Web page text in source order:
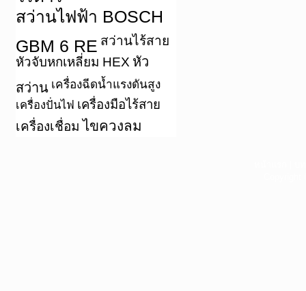
สว่านไฟฟ้า BOSCH
GBM 6 RE สว่านไร้สาย
หัวจับหกเหลี่ยม HEX หัว
สว่าน เครื่องฉีดน้ำแรงดันสูง
เครื่องปั่นไฟ เครื่องมือไร้สาย
เครื่องเชื่อม ไขควงลม